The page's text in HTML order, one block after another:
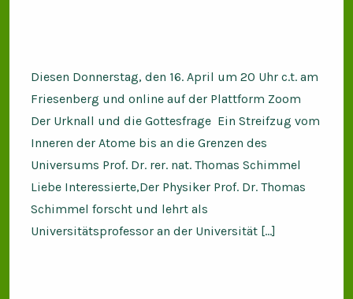
Diesen Donnerstag, den 16. April um 20 Uhr c.t. am
Friesenberg und online auf der Plattform Zoom
Der Urknall und die Gottesfrage Ein Streifzug vom
Inneren der Atome bis an die Grenzen des
Universums Prof. Dr. rer. nat. Thomas Schimmel
Liebe Interessierte,Der Physiker Prof. Dr. Thomas
Schimmel forscht und lehrt als
Universitätsprofessor an der Universität […]